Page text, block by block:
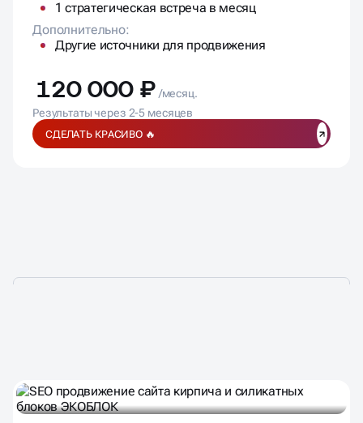
120 000 ₽ /месяц.
СДЕЛАТЬ КРАСИВО 🔥
блоков ЭКОБЛОК
SEO Редизайн сайта